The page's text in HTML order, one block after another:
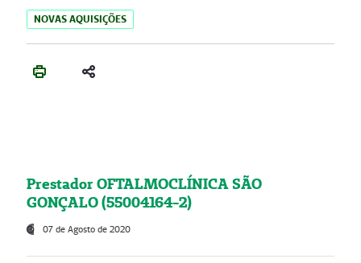
NOVAS AQUISIÇÕES
Prestador OFTALMOCLÍNICA SÃO
GONÇALO (55004164-2)
07 de Agosto de 2020